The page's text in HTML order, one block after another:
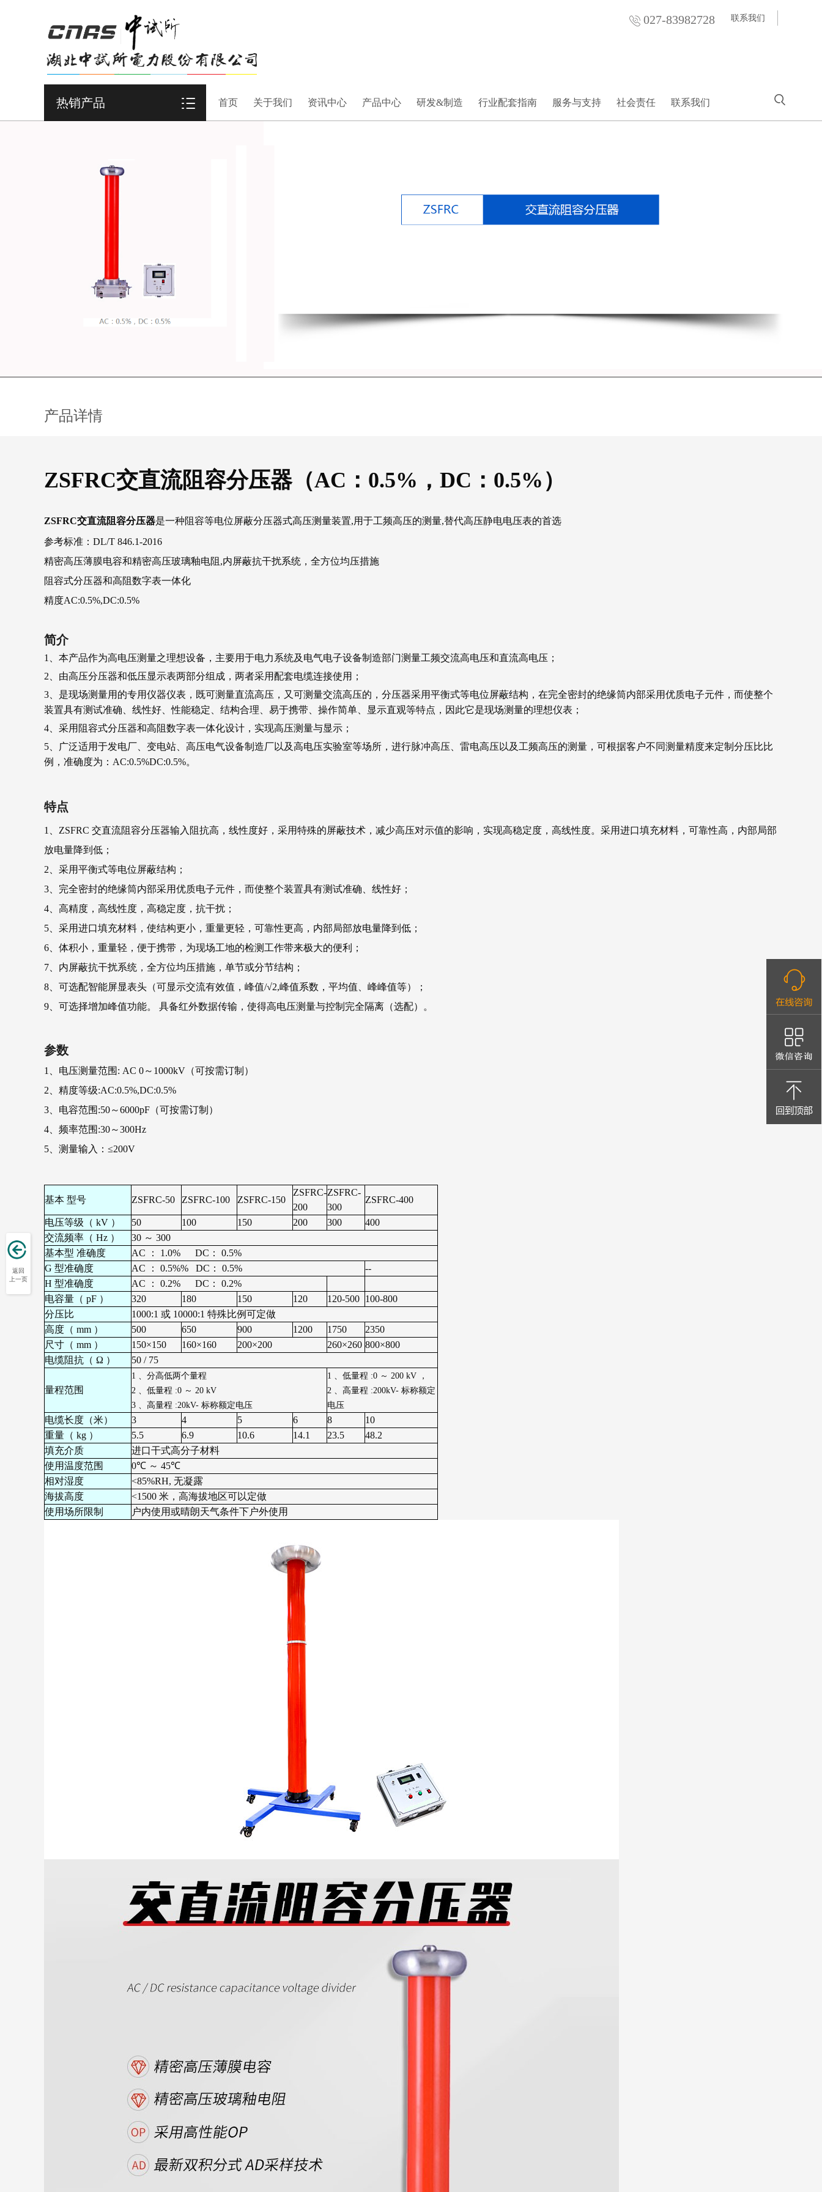
027-83982728 联系我们
热销产品 首页 关于我们 资讯中心 产品中心 研发&制造 行业配套指南 服务与支持 社会责任 联系我们
产品详情
ZSFRC交直流阻容分压器（AC：0.5%，DC：0.5%）
ZSFRC交直流阻容分压器是一种阻容等电位屏蔽分压器式高压测量装置,用于工频高压的测量,替代高压静电电压表的首选
参考标准：DL/T 846.1-2016
精密高压薄膜电容和精密高压玻璃釉电阻,内屏蔽抗干扰系统，全方位均压措施
阻容式分压器和高阻数字表一体化
精度AC:0.5%,DC:0.5%
简介
1、本产品作为高电压测量之理想设备，主要用于电力系统及电气电子设备制造部门测量工频交流高电压和直流高电压；
2、由高压分压器和低压显示表两部分组成，两者采用配套电缆连接使用；
3、是现场测量用的专用仪器仪表，既可测量直流高压，又可测量交流高压的，分压器采用平衡式等电位屏蔽结构，在完全密封的绝缘筒内部采用优质电子元件，而使整个
装置具有测试准确、线性好、性能稳定、结构合理、易于携带、操作简单、显示直观等特点，因此它是现场测量的理想仪表；
4、采用阻容式分压器和高阻数字表一体化设计，实现高压测量与显示；
5、广泛适用于发电厂、变电站、高压电气设备制造厂以及高电压实验室等场所，进行脉冲高压、雷电高压以及工频高压的测量，可根据客户不同测量精度来定制分压比比
例，准确度为：AC:0.5%DC:0.5%。
特点
1、ZSFRC 交直流阻容分压器输入阻抗高，线性度好，采用特殊的屏蔽技术，减少高压对示值的影响，实现高稳定度，高线性度。采用进口填充材料，可靠性高，内部局部
放电量降到低；
2、采用平衡式等电位屏蔽结构；
3、完全密封的绝缘筒内部采用优质电子元件，而使整个装置具有测试准确、线性好；
4、高精度，高线性度，高稳定度，抗干扰；
5、采用进口填充材料，使结构更小，重量更轻，可靠性更高，内部局部放电量降到低；
6、体积小，重量轻，便于携带，为现场工地的检测工作带来极大的便利；
7、内屏蔽抗干扰系统，全方位均压措施，单节或分节结构；
8、可选配智能屏显表头（可显示交流有效值，峰值/√2,峰值系数，平均值、峰峰值等）；
9、可选择增加峰值功能。 具备红外数据传输，使得高电压测量与控制完全隔离（选配）。
参数
1、电压测量范围: AC 0～1000kV（可按需订制）
2、精度等级:AC:0.5%,DC:0.5%
3、电容范围:50～6000pF（可按需订制）
4、频率范围:30～300Hz
5、测量输入：≤200V
基本 型号 ZSFRC-50 ZSFRC-100 ZSFRC-150
ZSFRC-
200
ZSFRC-
300
ZSFRC-400
电压等级（ kV ） 50 100 150 200 300
400
交流频率（ Hz ）
30 ～ 300
基本型 准确度
AC ： 1.0% DC： 0.5%
G 型准确度
AC ： 0.5%% DC： 0.5%
--
H 型准确度
AC ： 0.2% DC： 0.2%
电容量（ pF ）
320 180 150 120 120-500 100-800
分压比
1000:1 或 10000:1 特殊比例可定做
高度（ mm ）
500 650 900 1200 1750
2350
尺寸（ mm ）
150×150 160×160 200×200 260×260 800×800
电缆阻抗（ Ω ）
50 / 75
量程范围
1 、分高低两个量程
2 、低量程 :0 ～ 20 kV
3 、高量程 :20kV- 标称额定电压
1 、低量程 :0 ～ 200 kV ，
2 、高量程 :200kV- 标称额定
电压
电缆长度（米） 3 4 5 6 8
10
重量（ kg ）
5.5 6.9 10.6 14.1 23.5
48.2
填充介质
进口干式高分子材料
使用温度范围
0℃ ～ 45℃
相对湿度
<85%RH, 无凝露
海拔高度
<1500 米，高海拔地区可以定做
使用场所限制
户内使用或晴朗天气条件下户外使用
返回
上一页